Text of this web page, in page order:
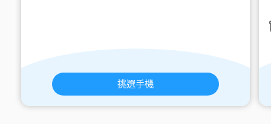
挑選手機